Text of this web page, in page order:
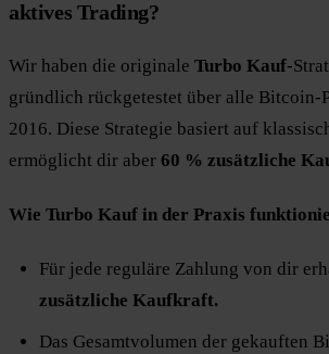
aktives Trading?
Wir haben die originale Turbo Kauf-
gründlich rückgetestet über alle Bitcoin-
2016. Diese Strategie basiert auf
ermöglicht dir aber 60 % zusätzliche
Wie Turbo Kauf in der Praxis
Für jede reguläre Zahlung von dir
zusätzliche Kaufkraft.
Das Gesamtvolumen der gekauften